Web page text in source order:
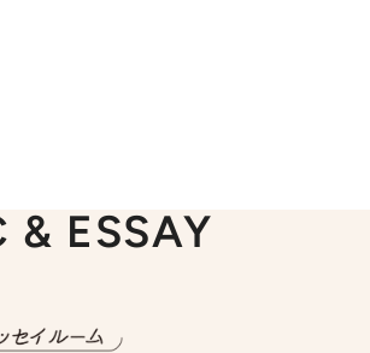
& ESSAY